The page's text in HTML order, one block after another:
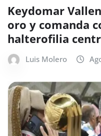
Keydomar
oro y comanda
halterofilia
Luis Molero